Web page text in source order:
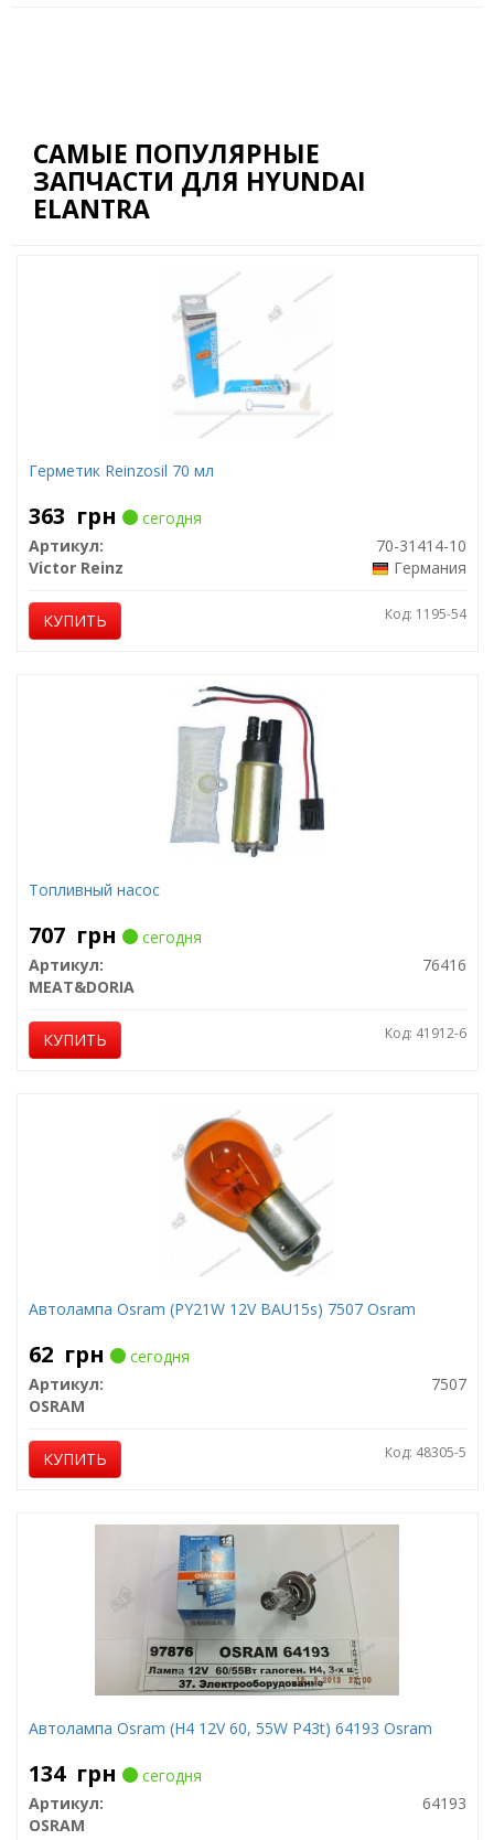
САМЫЕ ПОПУЛЯРНЫЕ
ЗАПЧАСТИ ДЛЯ HYUNDAI
ELANTRA
Герметик Reinzosil 70 мл
363 грн
сегодня
Артикул:
70-31414-10
Victor Reinz
Германия
КУПИТЬ Код: 1195-54
Топливный насос
707 грн
сегодня
Артикул:
76416
MEAT&DORIA
КУПИТЬ Код: 41912-6
Автолампа Osram (PY21W 12V BAU15s) 7507 Osram
62 грн
сегодня
Артикул:
7507
OSRAM
КУПИТЬ Код: 48305-5
Автолампа Osram (H4 12V 60, 55W P43t) 64193 Osram
134 грн
сегодня
Артикул:
64193
OSRAM